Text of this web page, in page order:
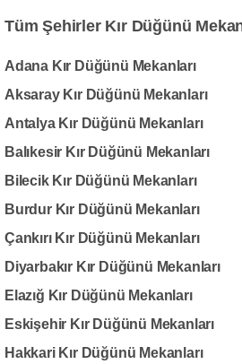
Tüm Şehirler Kır Düğünü
Adana Kır Düğünü Mekanları
Aksaray Kır Düğünü Mekanları
Antalya Kır Düğünü Mekanları
Balıkesir Kır Düğünü Mekanları
Bilecik Kır Düğünü Mekanları
Burdur Kır Düğünü Mekanları
Çankırı Kır Düğünü Mekanları
Diyarbakır Kır Düğünü Mekanları
Elazığ Kır Düğünü Mekanları
Eskişehir Kır Düğünü Mekanları
Hakkari Kır Düğünü Mekanları